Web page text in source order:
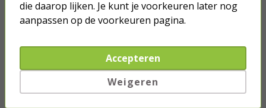
fietstas kun je super veel spullen in kwijt, daarom dat het ook
zo'n populair is onder bijvoorbeeld scholieren. Zij 'gooien' hun
nadeel is hierbij wel dat de manden niet waterdicht zijn.
Houd jouw fietstochtjes bij met een fietscomputer
Houd jij graag je route bij of vind je het leuk om je gereden
die daarop lijken. Je kunt je voorkeuren later nog
aanpassen op de voorkeuren pagina.
Accepteren
Weigeren